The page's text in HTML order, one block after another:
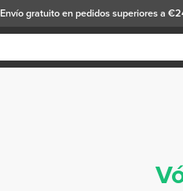
Envío gratuitoen pedidos superiores a